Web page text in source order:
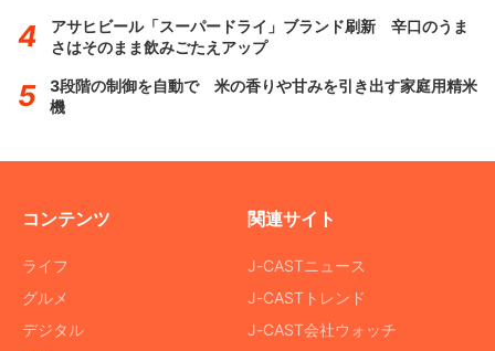
アサヒビール「スーパードライ」ブランド刷新 辛口のうま
さはそのまま飲みごたえアップ
3段階の制御を自動で 米の香りや甘みを引き出す家庭用精米
機
コンテンツ
ライフ
グルメ
デジタル
関連サイト
J-CASTニュース
J-CASTトレンド
J-CAST会社ウォッチ